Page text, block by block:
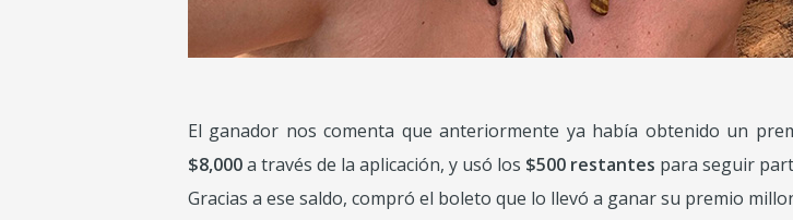
El ganador nos comenta que anteriormente ya había obtenido un
$8,000a través de la aplicación, y usó los $500 restantes para seguir
Gracias a ese saldo, compró el boleto que lo llevó a ganar su premio